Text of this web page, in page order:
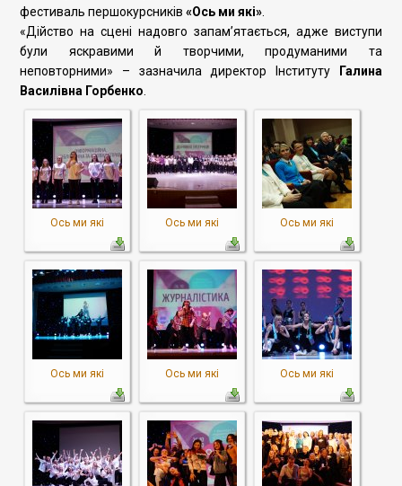
фестиваль першокурсників «Ось ми які»
«Дійство на сцені надовго запам’ятається, адже виступи
були яскравими й творчими, продуманими та
неповторними» – зазначила директор Інституту
Галина
Василівна Горбенко
Ось ми які Ось ми які Ось ми які
Ось ми які Ось ми які Ось ми які